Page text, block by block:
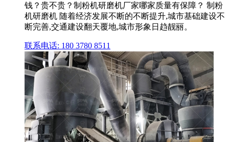
钱？贵不贵？制粉机研磨机厂家哪家质量有保障？ 制粉
机研磨机 随着经济发展不断的不断提升,城市基础建设不
断完善,交通建设翻天覆地,城市形象日趋靓丽。
联系电话: 180 3780 8511